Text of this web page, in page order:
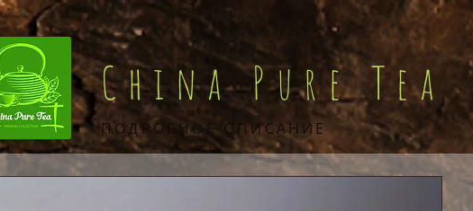
China Pure Tea
ПОДРОБНОЕ ОПИСАНИЕ